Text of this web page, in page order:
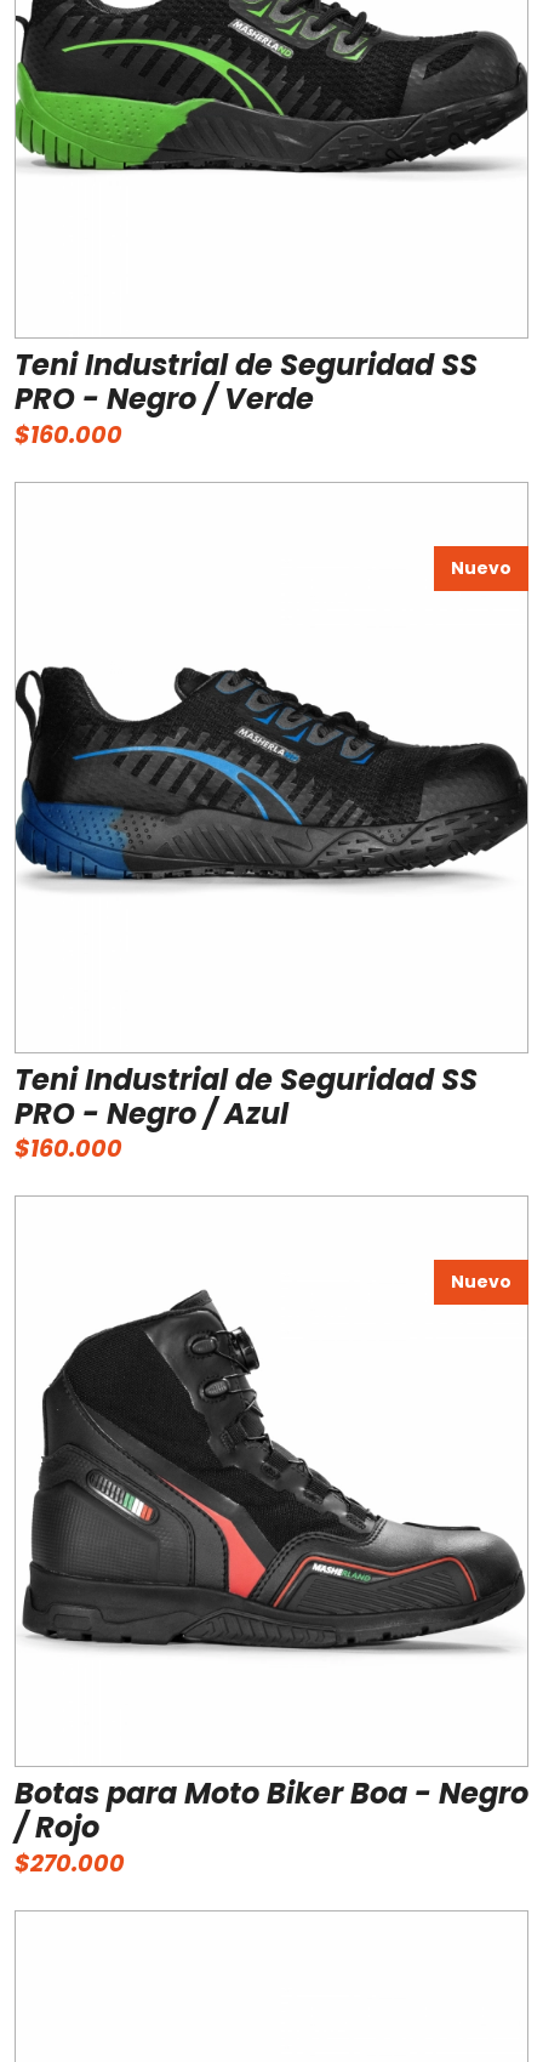
Teni Industrial de Seguridad SS
PRO - Negro / Verde
$160.000
Teni Industrial de Seguridad SS
PRO - Negro / Azul
Nuevo
$160.000
Botas para Moto Biker Boa - Negro
/ Rojo
Nuevo
$270.000